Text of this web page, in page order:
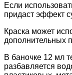
Если
придаст эффект
Краска может
дополнительных
В баночке 12 мл
разбавляется